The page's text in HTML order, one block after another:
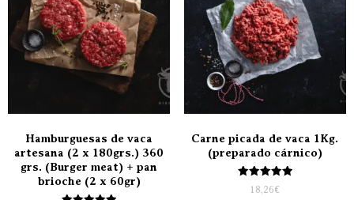
Hamburguesas de vaca
artesana (2 x 180grs.) 360
grs. (Burger meat) + pan
brioche (2 x 60gr)
Carne picada de vaca 1Kg.
(preparado cárnico)
Valorado
con
18,26€